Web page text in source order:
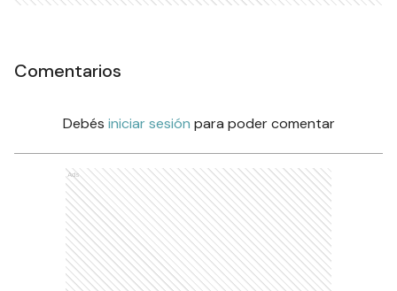
Comentarios
Debés iniciar sesión para poder comentar
Ads